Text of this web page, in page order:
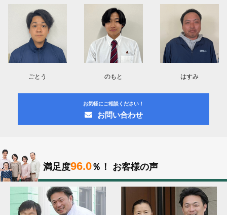
ごとう のもと はすみ
お気軽にご相談ください！
お問い合わせ
満足度96.0％！ お客様の声